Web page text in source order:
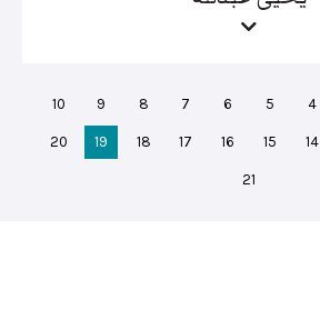
4
5
6
7
8
9
10
14
15
16
17
18
19
20
21